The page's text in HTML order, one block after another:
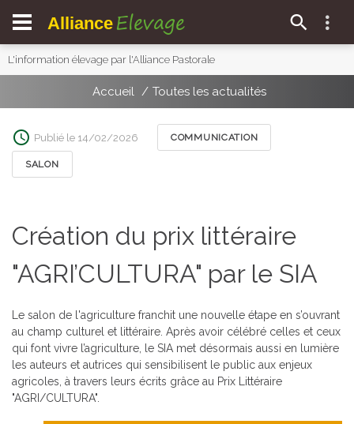
Alliance Elevage
L'information élevage par l'Alliance Pastorale
Accueil Toutes les actualités
Publié le 14/02/2026 COMMUNICATION
SALON
Création du prix littéraire
"AGRI’CULTURA" par le SIA
Le salon de l'agriculture franchit une nouvelle étape en s’ouvrant
au champ culturel et littéraire. Après avoir célébré celles et ceux
qui font vivre l’agriculture, le SIA met désormais aussi en lumière
les auteurs et autrices qui sensibilisent le public aux enjeux
agricoles, à travers leurs écrits grâce au Prix Littéraire
"AGRI/CULTURA".